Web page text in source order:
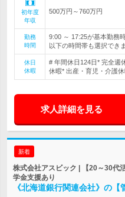
初年度
年収
500万円～760万円
勤務
時間
9:00 ～ 17:25が基本勤務
以下の時間帯も選択でき
休日
休暇
# 年間休日124日* 完全週
休暇* 出産・育児・介護休
求人詳細を見る
新着
株式会社アスビック | 【20～30代
学金支援あり
《北海道銀行関連会社》の